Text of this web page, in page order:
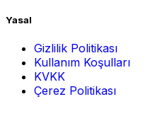
Yasal
Gizlilik Politikası
Kullanım Koşulları
KVKK
Çerez Politikası